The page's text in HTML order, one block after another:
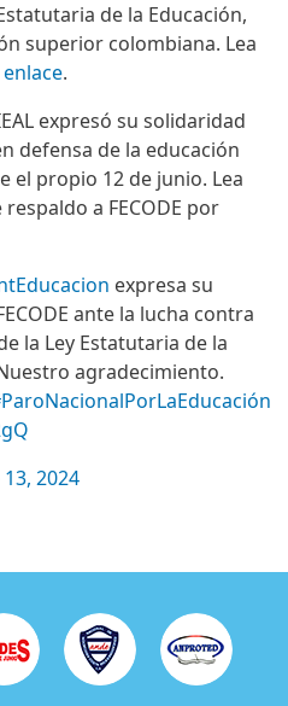
de la Educación,
superior colombiana. Lea
.
expresó su solidaridad
defensa de la educación
el propio 12 de junio. Lea
a FECODE por
expresa su
ante la lucha contra
la Ley Estatutaria de la
agradecimiento.
13, 2024